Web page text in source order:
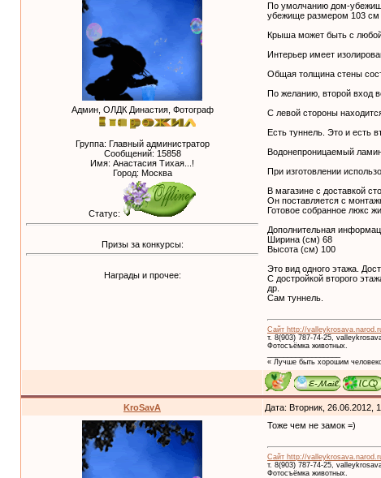
Админ, ОЛДК Династия, Фотограф
Группа: Главный администратор
Сообщений: 15858
Имя: Анастасия Тихая...!
Город: Москва
Статус:
Призы за конкурсы:
Награды и прочее:
По умолчанию дом-
убежище размером 103 см
Крыша может быть с любой
Интерьер имеет
Общая толщина стены
По желанию, второй вход
С левой стороны
Есть туннель. Это и есть
Водонепроницаемый
При изготовлении
В магазине с доставкой
Он поставляется с
Готовое собранное люкс
Дополнительная
Ширина (см) 68
Высота (см) 100
Это вид одного этажа.
С достройкой второго
др.
Сам туннель.
Сайт http://
т. 8(903) 787-74-25,
Фотосъёмка животных.
« Лучше быть хорошим
KroSavA Дата: Вторник, 26.06.2012,
Тоже чем не замок =)
Сайт http://
т. 8(903) 787-74-25,
Фотосъёмка животных.